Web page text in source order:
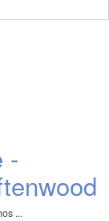
-
...